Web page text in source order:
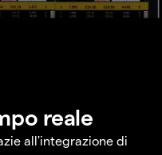
reale
all'integrazione di